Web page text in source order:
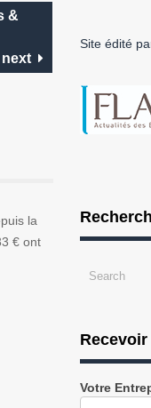
&
next
la
€ ont
Site édité
Recevez
notre
Votre